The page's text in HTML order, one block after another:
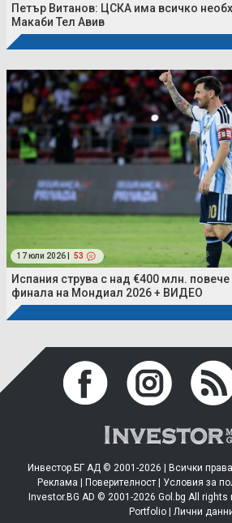
Петър Витанов: ЦСКА има всичко
Макаби Тел Авив
17 юли 2026 | 53
Испания струва с над €400 млн.
финала на Мондиал 2026 + ВИДЕО
Инвестор.БГ АД © 2001-2026 | Всички права
Реклама
Поверителност| Условия за
Investor.BG AD © 2001-2026 Gol.bg All rights
Portfolio
Лични